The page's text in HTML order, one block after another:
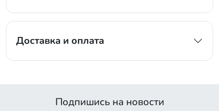
Доставка и оплата
Подпишись на новости